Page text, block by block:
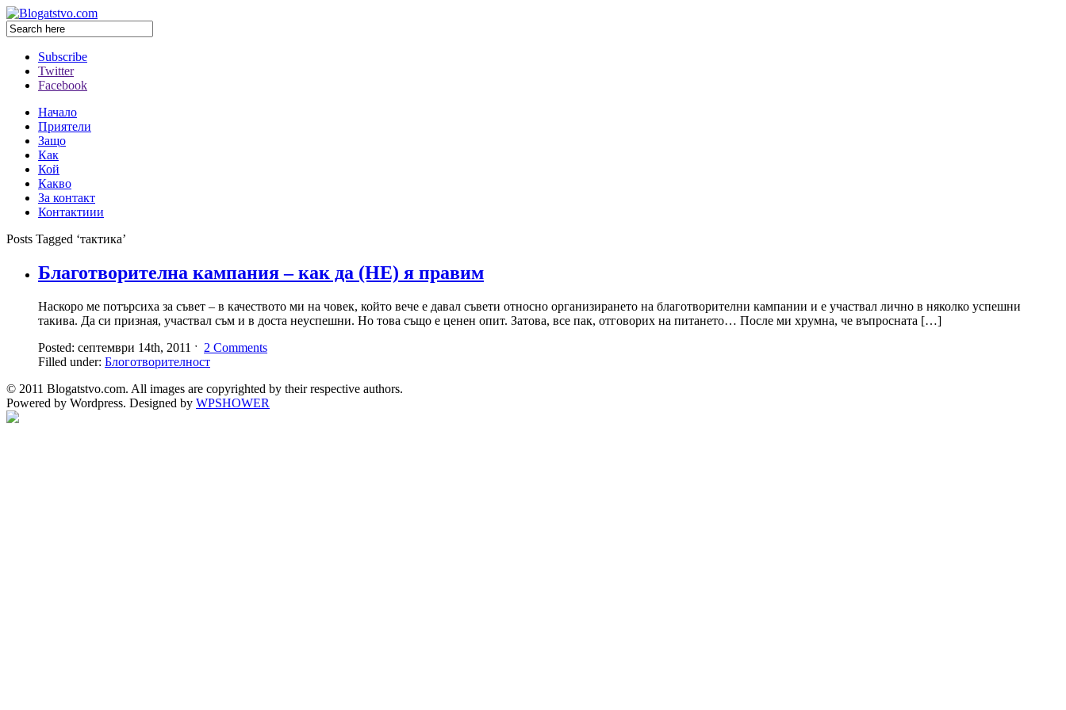
Subscribe
Twitter
Facebook
Начало
Приятели
Защо
Как
Кой
Какво
За контакт
Контактиии
Posts Tagged ‘тактика’
Благотворителна кампания – как да (НЕ) я правим
Наскоро ме потърсиха за съвет – в качеството ми на човек, който вече е давал съвети относно организирането на благотворителни кампании и е участвал лично в няколко успешни
такива. Да си призная, участвал съм и в доста неуспешни. Но това също е ценен опит. Затова, все пак, отговорих на питането… После ми хрумна, че въпросната […]
Posted: септември 14th, 2011 ˑ 2 Comments
Filled under: Блоготворителност
© 2011 Blogatstvo.com. All images are copyrighted by their respective authors.
Powered by Wordpress. Designed by WPSHOWER